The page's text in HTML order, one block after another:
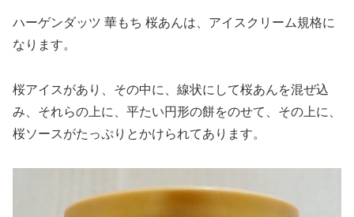
ハーゲンダッツ 華もち 桜あんは、アイスクリーム規格に
なります。
桜アイスがあり、その中に、線状にして桜あんを混ぜ込
み、それらの上に、平たい円形の餅をのせて、その上に、
桜ソースがたっぷりとかけられてあります。